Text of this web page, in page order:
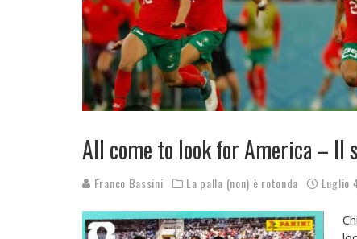
All come to look for America – Il
Franco Bassini La palla (non) è rotonda Luglio